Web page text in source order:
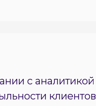
с аналитикой
клиентов